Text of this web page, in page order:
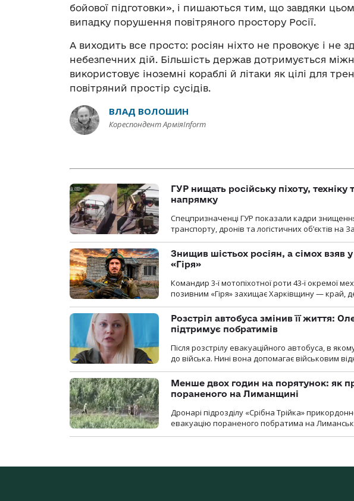
бойової підготовки», і пишаються тим, що завдяки
випадку порушення повітряного простору Росії.
А виходить все просто: росіян ніхто не провокує і не
небезпечних дій. Більшість держав дотримується
використовує іноземні кораблі й літаки як цілі для
повітряний простір сусідів.
ВЛАД ВОЛОШИН
Кореспондент АрміяInform
ГУР нищать російську піхоту, техніку
напрямку
Спецпризначенці ГУР показали кадри знищення
транспорту, дронів та логістичних об’єктів на
Знищив шістьох росіян, а сімох взяв
«Гіря»
Командир 3-ї мотопіхотної роти 43-ї окремої
позивним «Гіря» захищає Харківщину — край,
Розстріл автобуса змінив її життя:
підтримує побратимів
Після розстрілу евакуаційного автобуса, в
до війська. Нині вона допомагає військовим
Менше двох годин на порятунок: як
пораненого на Лиманщині
Дронарі підрозділу «Срібна Трійка»
евакуацію пораненого побратима на